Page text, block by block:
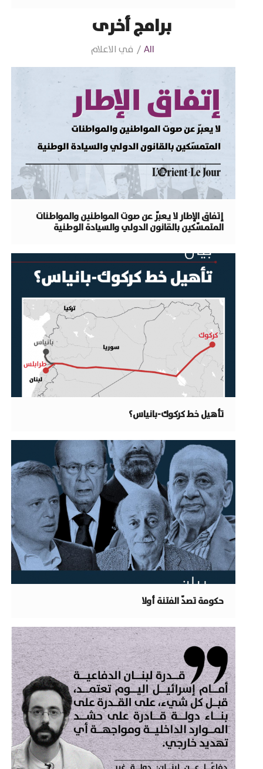
برامج أخرى
All
/ في الاعلام
إتفاق الإطار لا يعبّر عن صوت المواطنين والمواطنات
المتمسّكين بالقانون الدولي والسيادة الوطنية
تأهيل خط كركوك-بانياس؟
حكومة تصدّ الفتنة أولا